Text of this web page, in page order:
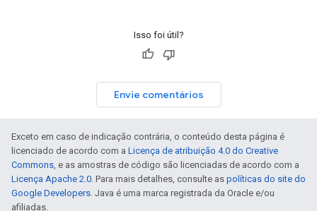
Isso foi útil?
Envie comentários
Exceto em caso de indicação contrária, o conteúdo desta página é
licenciado de acordo com a Licença de atribuição 4.0 do Creative
Commons , e as amostras de código são licenciadas de acordo com a
Licença Apache 2.0 . Para mais detalhes, consulte as políticas do site do
Google Developers . Java é uma marca registrada da Oracle e/ou
afiliadas.